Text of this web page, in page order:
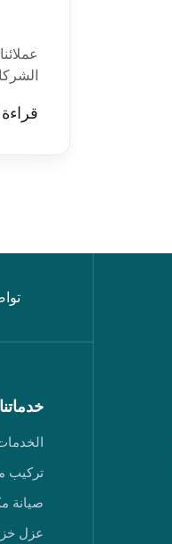
تركيب
صيانة
عزل